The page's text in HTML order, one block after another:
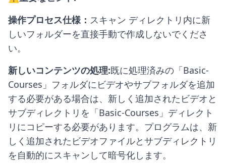
操作プロセス仕様： スキャン ディレクトリ内に新
しいフォルダーを直接手動で作成しないでくださ
い。
新しいコンテンツの処理:既に処理済みの「Basic-
Courses」フォルダにビデオやサブフォルダを追加
する必要がある場合は、新しく追加されたビデオと
サブディレクトリを「Basic-Courses」ディレクト
リにコピーする必要があります。プログラムは、新
しく追加されたビデオファイルとサブディレクトリ
を自動的にスキャンして暗号化します。